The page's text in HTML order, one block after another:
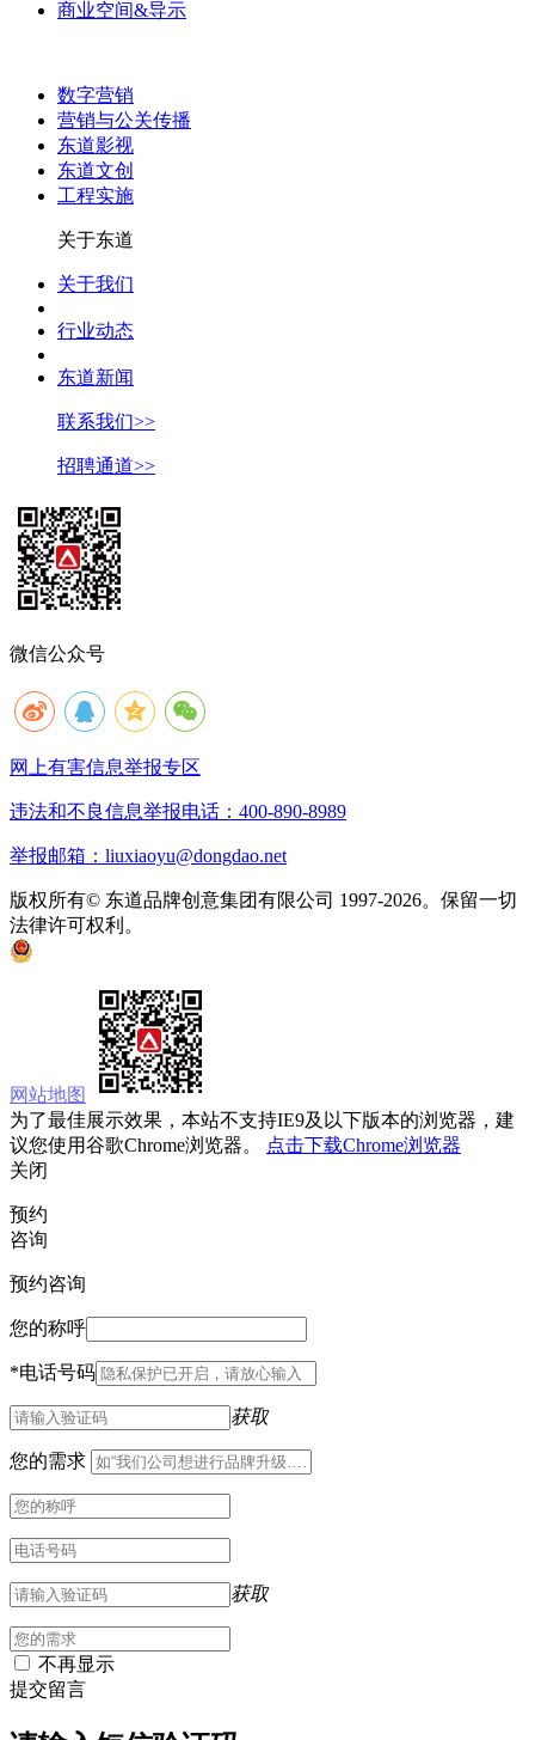
商业空间&导示
数字营销
营销与公关传播
东道影视
东道文创
工程实施
关于东道
关于我们
行业动态
东道新闻
联系我们>>
招聘通道>>
微信公众号
网上有害信息举报专区
违法和不良信息举报电话：400-890-8989
举报邮箱：liuxiaoyu@dongdao.net
版权所有© 东道品牌创意集团有限公司 1997-2026。保留一切
法律许可权利。
网站地图
为了最佳展示效果，本站不支持IE9及以下版本的浏览器，建
议您使用谷歌Chrome浏览器。
点击下载Chrome浏览器
关闭
预约
咨询
预约咨询
您的称呼
*电话号码
获取
您的需求
获取
不再显示
提交留言